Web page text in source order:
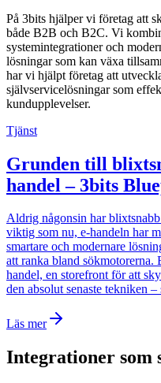
På 3bits hjälper vi företag att
både B2B och B2C. Vi
systemintegrationer och
lösningar som kan växa
har vi hjälpt företag att
självservicelösningar som
kundupplevelser.
Tjänst
Grunden till
handel – 3bits
Aldrig någonsin har
viktig som nu, e-handeln har
smartare och modernare
att ranka bland
handel, en storefront för att
den absolut senaste tekniken
Läs mer
Integrationer som